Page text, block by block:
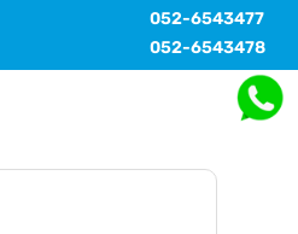
052-6543477
052-6543478